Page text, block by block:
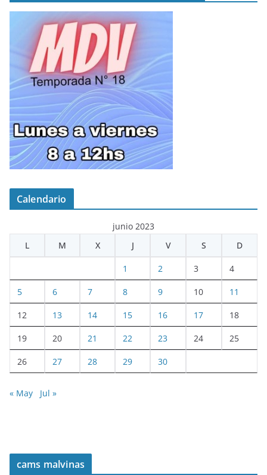
Calendario
junio 2023
L
M X J V S D
1 2 3 4
5 6 7 8 9 10 11
12 13 14 15 16 17 18
19 20 21 22 23 24 25
26 27 28 29 30
« May Jul »
cams malvinas